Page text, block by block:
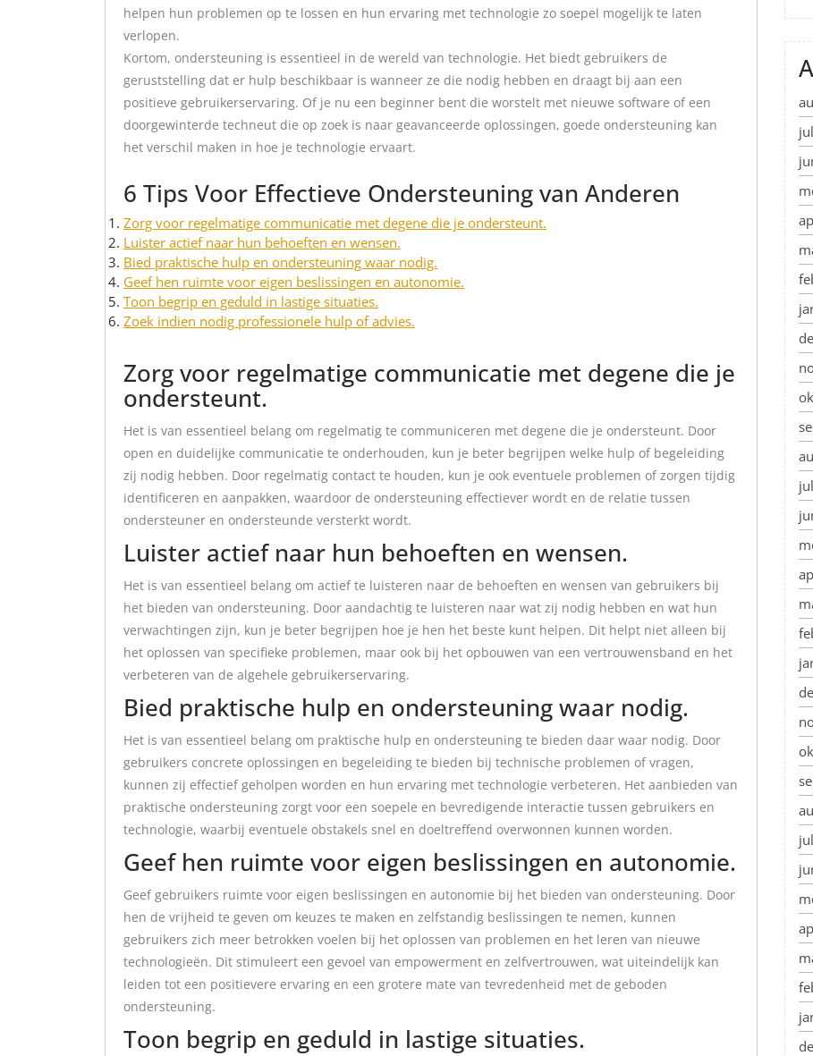
helpen hun problemen op te lossen en hun ervaring met technologie zo soepel mogelijk te laten
verlopen.
Kortom, ondersteuning is essentieel in de wereld van technologie. Het biedt gebruikers de
geruststelling dat er hulp beschikbaar is wanneer ze die nodig hebben en draagt bij aan een
positieve gebruikerservaring. Of je nu een beginner bent die worstelt met nieuwe software of een
doorgewinterde techneut die op zoek is naar geavanceerde oplossingen, goede ondersteuning kan
het verschil maken in hoe je technologie ervaart.
6 Tips Voor Effectieve Ondersteuning van Anderen
Zorg voor regelmatige communicatie met degene die je ondersteunt.
Luister actief naar hun behoeften en wensen.
Bied praktische hulp en ondersteuning waar nodig.
Geef hen ruimte voor eigen beslissingen en autonomie.
Toon begrip en geduld in lastige situaties.
Zoek indien nodig professionele hulp of advies.
Zorg voor regelmatige communicatie met degene die je
ondersteunt.
Het is van essentieel belang om regelmatig te communiceren met degene die je ondersteunt. Door
open en duidelijke communicatie te onderhouden, kun je beter begrijpen welke hulp of begeleiding
zij nodig hebben. Door regelmatig contact te houden, kun je ook eventuele problemen of zorgen tijdig
identificeren en aanpakken, waardoor de ondersteuning effectiever wordt en de relatie tussen
ondersteuner en ondersteunde versterkt wordt.
Luister actief naar hun behoeften en wensen.
Het is van essentieel belang om actief te luisteren naar de behoeften en wensen van gebruikers bij
het bieden van ondersteuning. Door aandachtig te luisteren naar wat zij nodig hebben en wat hun
verwachtingen zijn, kun je beter begrijpen hoe je hen het beste kunt helpen. Dit helpt niet alleen bij
het oplossen van specifieke problemen, maar ook bij het opbouwen van een vertrouwensband en het
verbeteren van de algehele gebruikerservaring.
Bied praktische hulp en ondersteuning waar nodig.
Het is van essentieel belang om praktische hulp en ondersteuning te bieden daar waar nodig. Door
gebruikers concrete oplossingen en begeleiding te bieden bij technische problemen of vragen,
kunnen zij effectief geholpen worden en hun ervaring met technologie verbeteren. Het aanbieden van
praktische ondersteuning zorgt voor een soepele en bevredigende interactie tussen gebruikers en
technologie, waarbij eventuele obstakels snel en doeltreffend overwonnen kunnen worden.
Geef hen ruimte voor eigen beslissingen en autonomie.
Geef gebruikers ruimte voor eigen beslissingen en autonomie bij het bieden van ondersteuning. Door
hen de vrijheid te geven om keuzes te maken en zelfstandig beslissingen te nemen, kunnen
gebruikers zich meer betrokken voelen bij het oplossen van problemen en het leren van nieuwe
technologieën. Dit stimuleert een gevoel van empowerment en zelfvertrouwen, wat uiteindelijk kan
leiden tot een positievere ervaring en een grotere mate van tevredenheid met de geboden
ondersteuning.
Toon begrip en geduld in lastige situaties.